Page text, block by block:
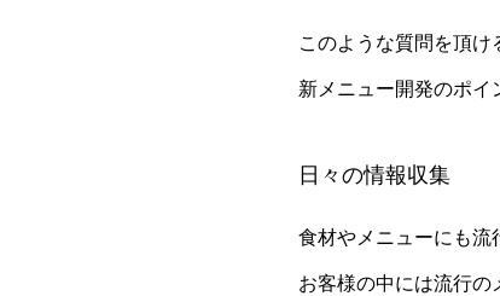
このような質問を頂け
新メニュー開発のポイ
日々の情報収集
食材やメニューにも流
お客様の中には流行の